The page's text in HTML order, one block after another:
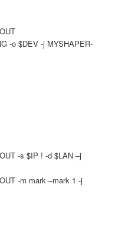
-o $DEV -j MYSHAPER-
-s $IP ! -d $LAN –j
-m mark –mark 1 -j